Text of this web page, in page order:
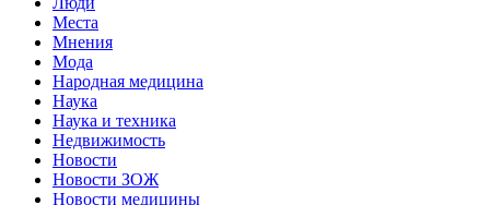
Места
Мнения
Мода
Народная медицина
Наука
Наука и техника
Недвижимость
Новости
Новости ЗОЖ
Новости медицины